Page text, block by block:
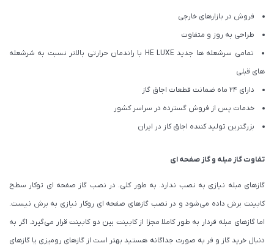
فروش در بازارهای خارجی
طراحی به روز و متفاوت
تمامی سرشعله ها جدید HE LUXE با راندمان حرارتی بالاتر نسبت به شرشعله
های قبلی
دارای 24 ماه ضمانت قطعات اجاق گاز
خدمات پس از فروش گسترده در سراسر کشور
بزرگترین تولید کننده اجاق کاز در ایران
تفاوت گاز مبله و گاز صفحه ای
گازهای مبله نیازی به نصب ندارد. به طور کلی. در نصب گاز صفحه ای توکار سطح
کابینت برش داده می‌شود و در نصب گازهای صفحه ای روکار نیازی به برش نیست.
اما گازهای مبله فردار به طور کاملا مجزا از کابینت بین دو کابینت قرار می‌گیرد. اگر به
دنبال خرید گاز و فر به صورت جداگانه هستید بهتر است از گازهای رومیزی یا گازهای